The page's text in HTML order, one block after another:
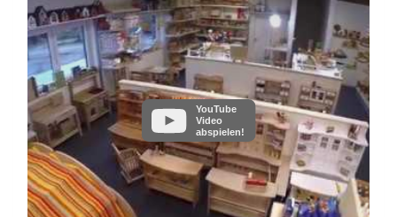
YouTube
Video
abspielen!